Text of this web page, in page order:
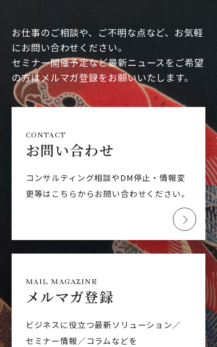
お仕事のご相談や、ご不明な点など、お気軽
にお問い合わせください。
セミナー開催予定など最新ニュースをご希望
の方はメルマガ登録をお願いいたします。
CONTACT
お問い合わせ
コンサルティング相談やDM停止・情報変
更等はこちらからお問い合わせください。
MAIL MAGAZINE
メルマガ登録
ビジネスに役立つ最新ソリューション／
セミナー情報／コラムなどを